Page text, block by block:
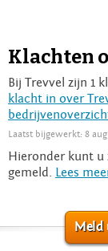
Login
Klachten
Bij Trevvel zijn 1
klacht in over
Laatst bijgewerkt: 8
Hieronder kunt u
gemeld. Lees
Meld